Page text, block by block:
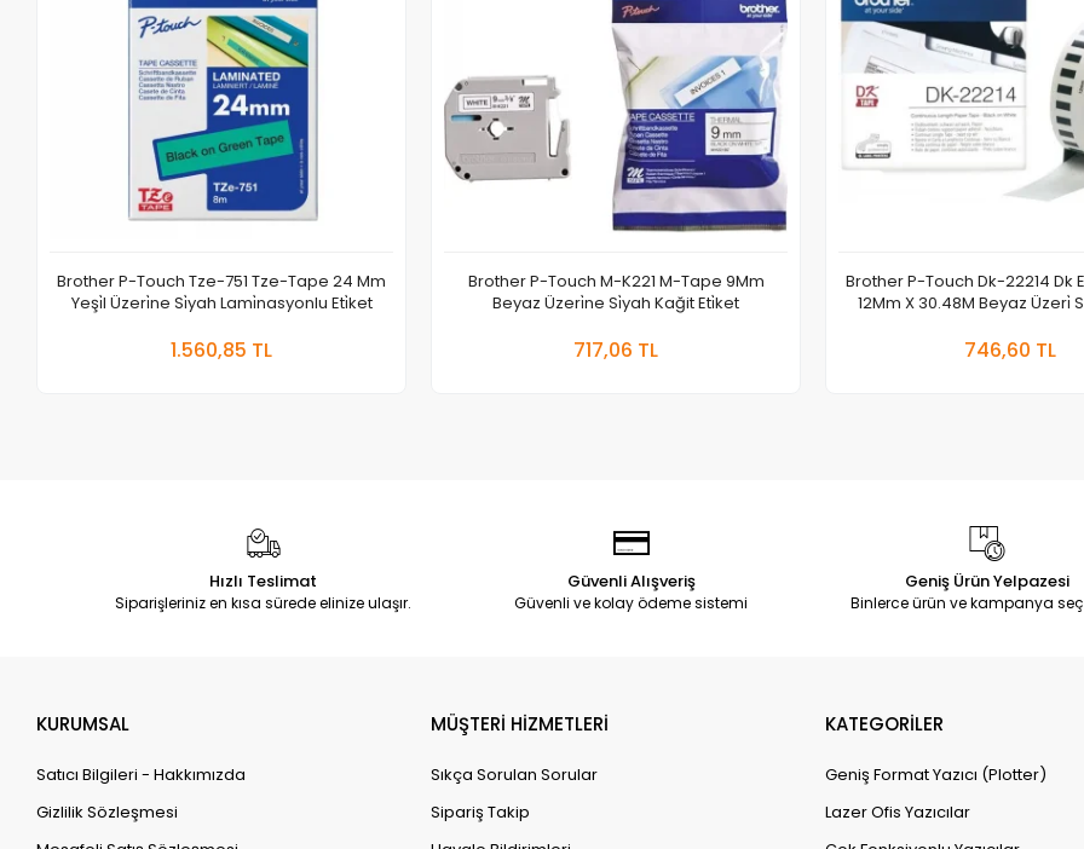
Brother P-Touch Tze-751 Tze-Tape 24 Mm
Yeşi̇l Üzeri̇ne Si̇yah Lami̇nasyonlu Eti̇ket
1.560,85 TL
Brother P-Touch M-K221 M-Tape 9Mm
Beyaz Üzeri̇ne Si̇yah Kağit Eti̇ket
717,06 TL
Brother P-Touch Dk-22214 Dk
12Mm X 30.48M Beyaz Üzeri̇
746,60 TL
Hızlı Teslimat
Siparişleriniz en kısa sürede elinize ulaşır.
Güvenli Alışveriş
Güvenli ve kolay ödeme sistemi
Geniş Ürün Yelpazesi
Binlerce ürün ve kampanya
KURUMSAL
Satıcı Bilgileri - Hakkımızda
Gizlilik Sözleşmesi
MÜŞTERİ HİZMETLERİ
Sıkça Sorulan Sorular
Sipariş Takip
KATEGORİLER
Geniş Format Yazıcı (Plotter)
Lazer Ofis Yazıcılar